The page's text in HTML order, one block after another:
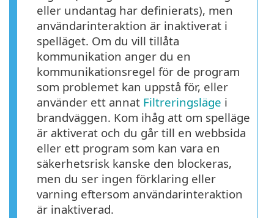
eller undantag har definierats), men
användarinteraktion är inaktiverat i
spelläget. Om du vill tillåta
kommunikation anger du en
kommunikationsregel för de program
som problemet kan uppstå för, eller
använder ett annat Filtreringsläge i
brandväggen. Kom ihåg att om spelläge
är aktiverat och du går till en webbsida
eller ett program som kan vara en
säkerhetsrisk kanske den blockeras,
men du ser ingen förklaring eller
varning eftersom användarinteraktion
är inaktiverad.